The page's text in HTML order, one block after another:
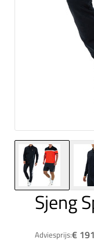
Sjeng
Adviesprijs:€ 191